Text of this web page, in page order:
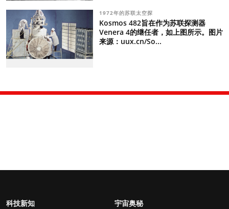
1972年的苏联太空探
Kosmos 482旨在作为苏联探测器
Venera 4的继任者，如上图所示。图片
来源：uux.cn/So...
科技新知
宇宙奥秘